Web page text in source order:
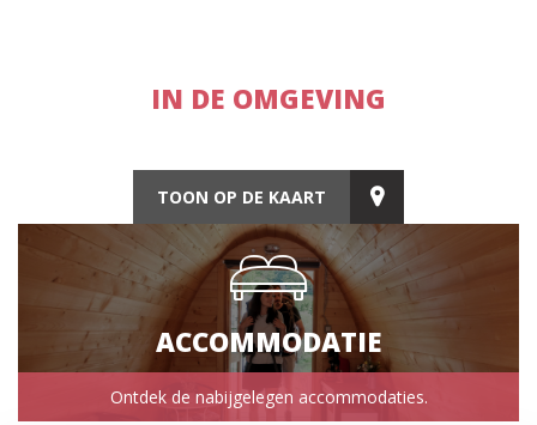
IN DE OMGEVING
TOON OP DE KAART
ACCOMMODATIE
Ontdek de nabijgelegen accommodaties.